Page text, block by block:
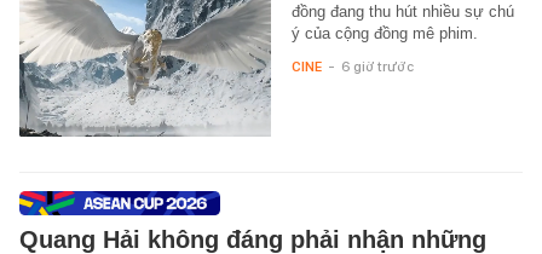
đồng đang thu hút nhiều sự chú
ý của cộng đồng mê phim.
CINE - 6 giờ trước
Quang Hải không đáng phải nhận những